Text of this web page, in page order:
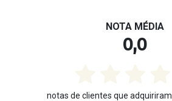
NOTA MÉDIA
0,0
notas de clientes que